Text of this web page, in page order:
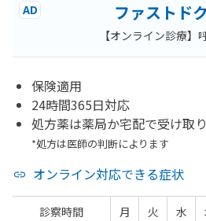
AD ファストド
【オンライン診療】
保険適用
24時間365日対応
処方薬は薬局か宅配で受け取り
*処方は医師の判断によります
オンライン対応できる症状
診察時間 月 火 水